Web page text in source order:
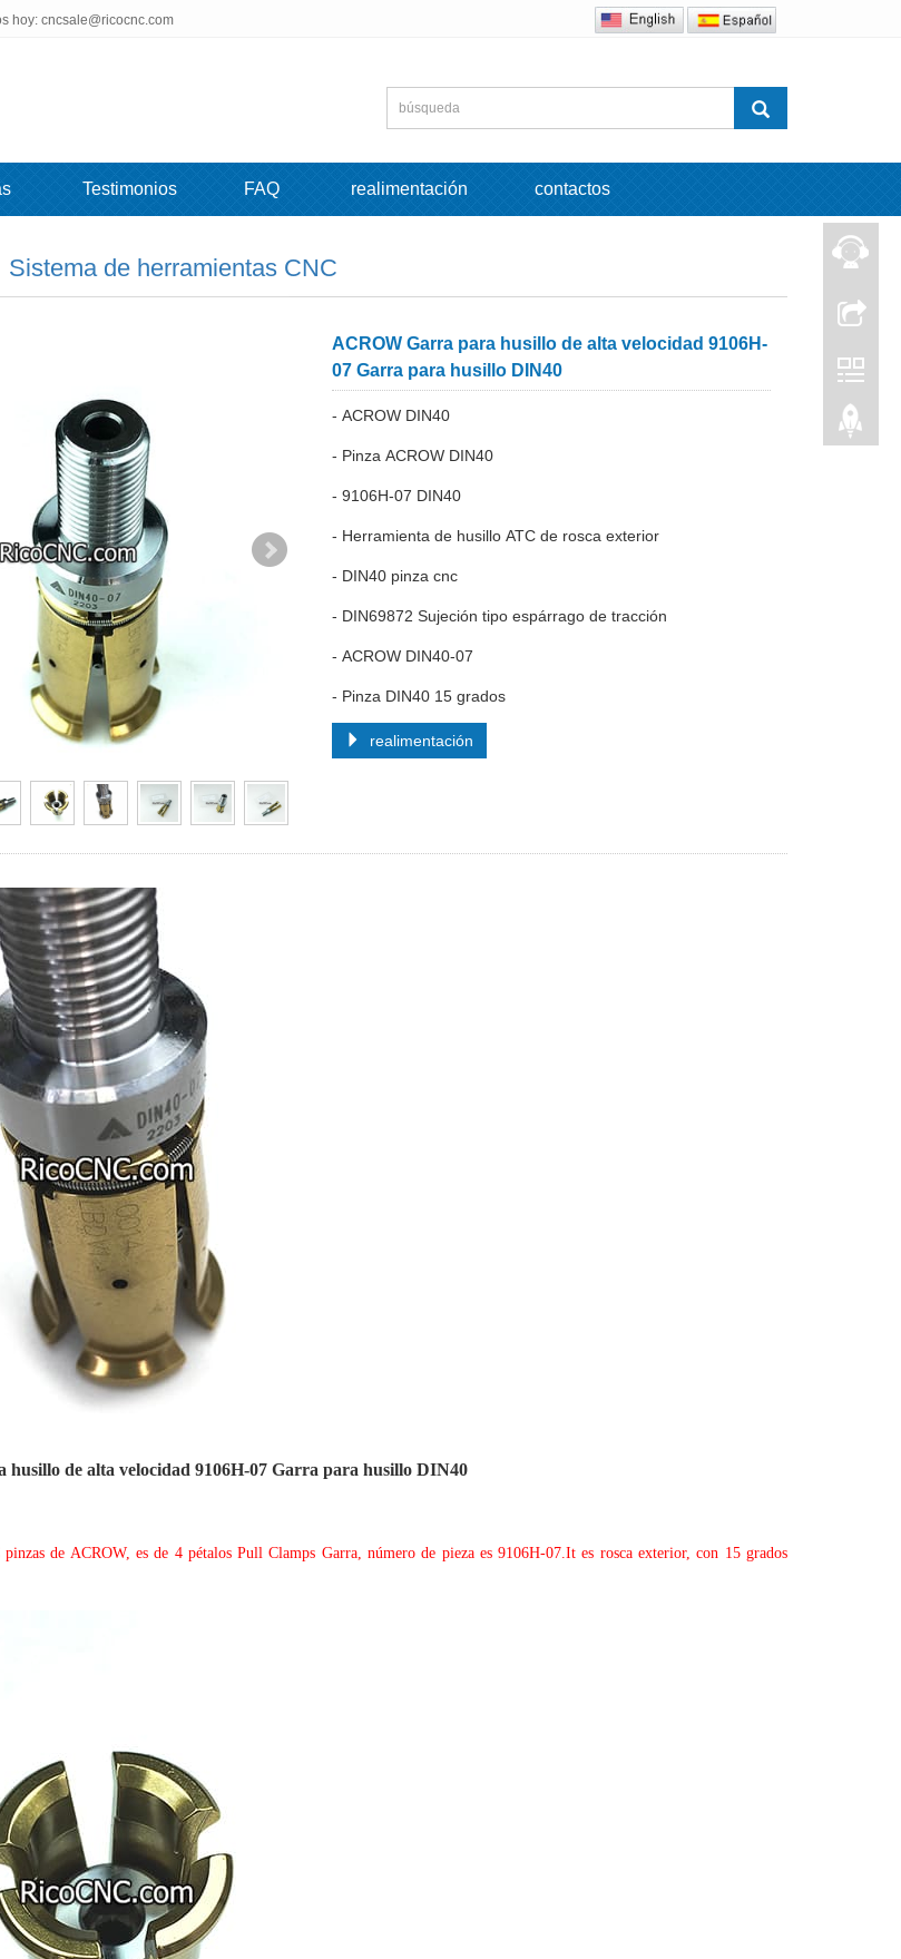
hoy: cncsale@ricocnc.com
Testimonios FAQ realimentación contactos
Sistema de herramientas CNC
ACROW Garra para husillo de alta velocidad 9106H-
07 Garra para husillo DIN40
- ACROW DIN40
- Pinza ACROW DIN40
- 9106H-07 DIN40
- Herramienta de husillo ATC de rosca exterior
- DIN40 pinza cnc
- DIN69872 Sujeción tipo espárrago de tracción
- ACROW DIN40-07
- Pinza DIN40 15 grados
realimentación
de alta velocidad 9106H-07 Garra para husillo DIN40
de ACROW, es de 4 pétalos Pull Clamps Garra, número de pieza es 9106H-07.It es rosca exterior, con 15 grados